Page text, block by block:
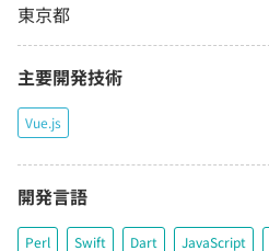
東京都
主要開発技術
Vue.js
開発言語
Perl Swift Dart JavaScript